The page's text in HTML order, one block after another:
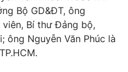
Bộ GD&ĐT, ông
Bí thư Đảng bộ,
ông Nguyễn Văn Phúc là